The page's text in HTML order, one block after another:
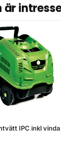
är
IPC inkl vinda